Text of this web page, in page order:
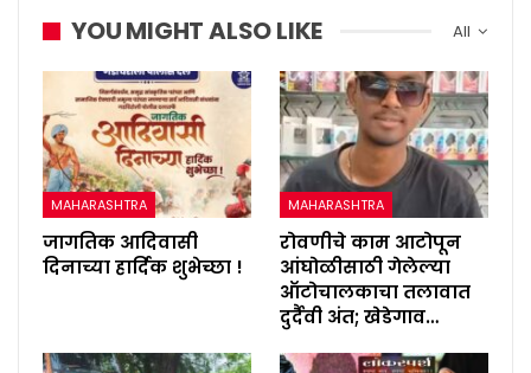
All
YOU MIGHT ALSO LIKE
MAHARASHTRA
जागतिक आदिवासी
दिनाच्या हार्दिक शुभेच्छा !
MAHARASHTRA
रोवणीचे काम आटोपून
आंघोळीसाठी गेलेल्या
ऑटोचालकाचा तलावात
दुर्दैवी अंत; खेडेगाव…